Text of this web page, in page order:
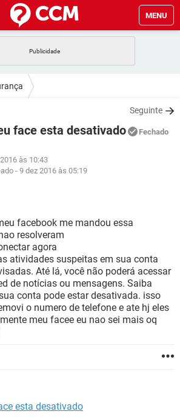
MENU
GMAIL
WHATSAPP
EXCEL
GMAIL
EXCEL
Seguinte
face esta desativado Fechado
às 10:43
-9 dez 2016 às 05:19
facebook me mandou essa
resolveram
agora
atividades suspeitas em sua conta
Até lá, você não poderá acessar
de notícias ou mensagens. Saiba
conta pode estar desativada. isso
o numero de telefone e ate hj eles
meu facee eu nao sei mais oq
esta desativado